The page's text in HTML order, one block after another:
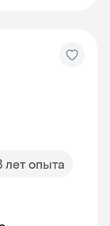
лет опыта